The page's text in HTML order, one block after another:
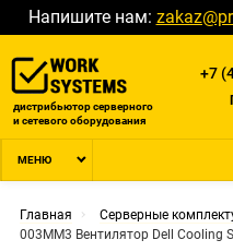
Напишите нам:
дистрибьютор серверного
и сетевого оборудования
+7
МЕНЮ
Главная Серверные
003MM3 Вентилятор Dell Cooling